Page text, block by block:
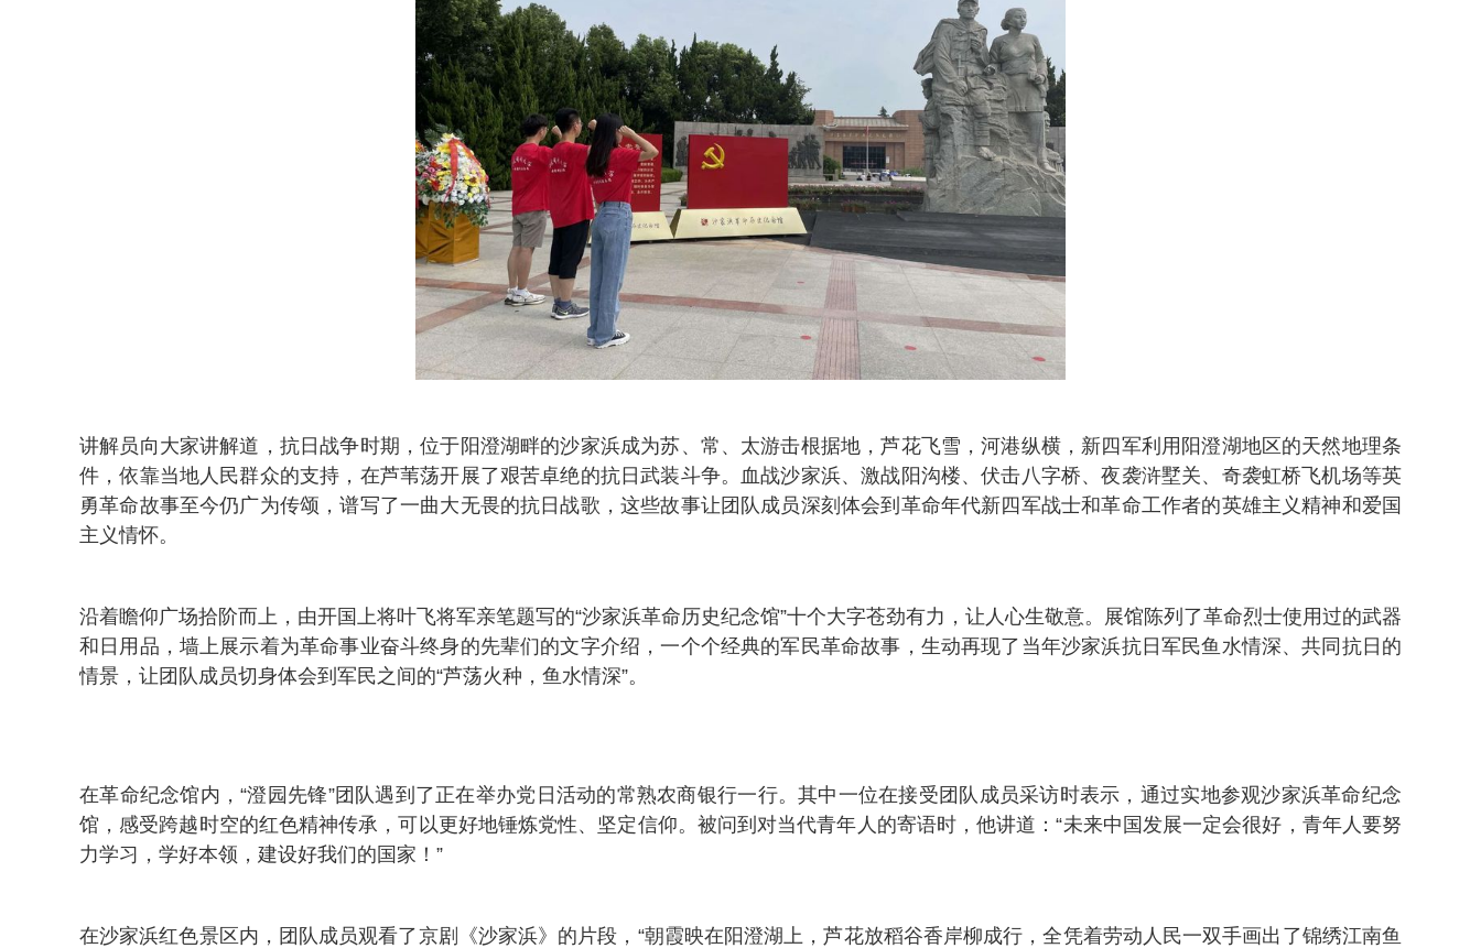
讲解员向大家讲解道，抗日战争时期，位于阳澄湖畔的沙家浜成为苏、常、太游击根据地，芦花飞雪，河港纵横，新四军利用阳澄湖地区的天然地理条
件，依靠当地人民群众的支持，在芦苇荡开展了艰苦卓绝的抗日武装斗争。血战沙家浜、激战阳沟楼、伏击八字桥、夜袭浒墅关、奇袭虹桥飞机场等英
勇革命故事至今仍广为传颂，谱写了一曲大无畏的抗日战歌，这些故事让团队成员深刻体会到革命年代新四军战士和革命工作者的英雄主义精神和爱国
主义情怀。
沿着瞻仰广场拾阶而上，由开国上将叶飞将军亲笔题写的“沙家浜革命历史纪念馆”十个大字苍劲有力，让人心生敬意。展馆陈列了革命烈士使用过的武器
和日用品，墙上展示着为革命事业奋斗终身的先辈们的文字介绍，一个个经典的军民革命故事，生动再现了当年沙家浜抗日军民鱼水情深、共同抗日的
情景，让团队成员切身体会到军民之间的“芦荡火种，鱼水情深”。
在革命纪念馆内，“澄园先锋”团队遇到了正在举办党日活动的常熟农商银行一行。其中一位在接受团队成员采访时表示，通过实地参观沙家浜革命纪念
馆，感受跨越时空的红色精神传承，可以更好地锤炼党性、坚定信仰。被问到对当代青年人的寄语时，他讲道：“未来中国发展一定会很好，青年人要努
力学习，学好本领，建设好我们的国家！”
在沙家浜红色景区内，团队成员观看了京剧《沙家浜》的片段，“朝霞映在阳澄湖上，芦花放稻谷香岸柳成行，全凭着劳动人民一双手画出了锦绣江南鱼